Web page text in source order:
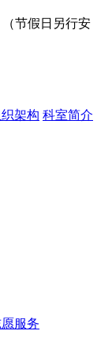
节假日另行安
架构 科室简介
服务